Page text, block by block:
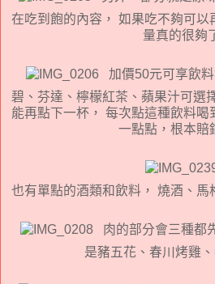
在吃到飽的內容， 如果吃不夠可以
量真的很夠
加價50元可享飲
碧、芬達、檸檬紅茶、蘋果汁可選
能再點下一杯， 每次點這種飲料喝
一點點，根本賠
也有單點的酒類和飲料， 燒酒、馬
肉的部分會三種都
是豬五花、春川烤雞